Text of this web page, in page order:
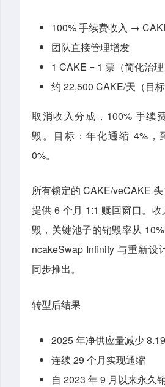
100% 手续费收入 →
团队直接管理增发
1 CAKE = 1 票（简化治理
约 22,500 CAKE/天（目标
取消收入分成，100% 手续
毁。目标：年化通缩 4%，
0%。
所有锁定的 CAKE/veCAKE
提供 6 个月 1:1 赎回窗口。
毁，关键池子的销毁率从
ncakeSwap Infinity 与重新设
同步推出。
转型后结果
2025 年净供应量减少
连续 29 个月实现通缩
自 2023 年 9 月以来永久